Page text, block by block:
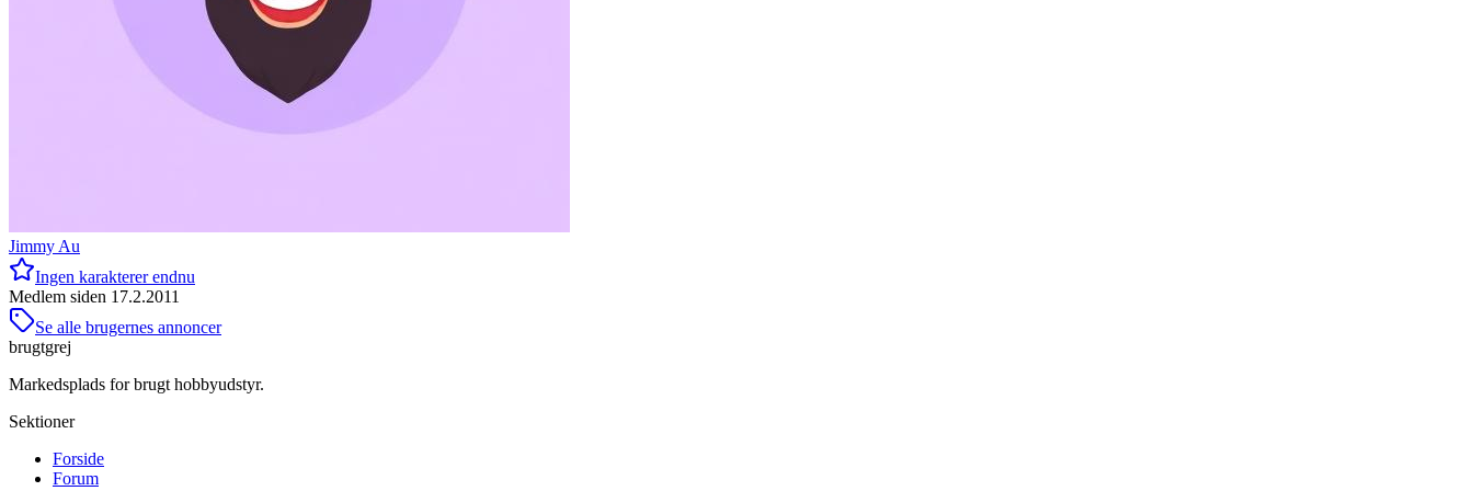
Jimmy Au
Ingen karakterer endnu
Medlem siden 17.2.2011
Se alle brugernes annoncer
brugtgrej
Markedsplads for brugt hobbyudstyr.
Sektioner
Forside
Forum